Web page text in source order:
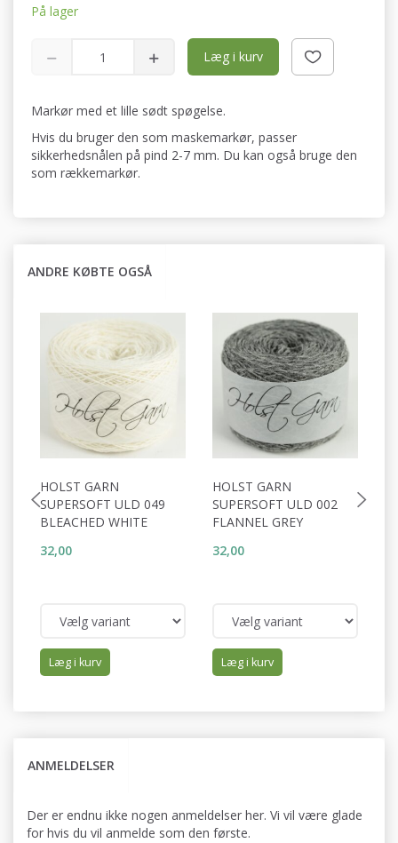
På lager
Læg i kurv
Markør med et lille sødt spøgelse.
Hvis du bruger den som maskemarkør, passer
sikkerhedsnålen på pind 2-7 mm. Du kan også bruge den
som rækkemarkør.
ANDRE KØBTE OGSÅ
HOLST GARN
SUPERSOFT ULD 049
BLEACHED WHITE
32,00
Læg i kurv
HOLST GARN
SUPERSOFT ULD 002
FLANNEL GREY
32,00
Læg i kurv
ANMELDELSER
Der er endnu ikke nogen anmeldelser her. Vi vil være glade
for hvis du vil anmelde som den første.